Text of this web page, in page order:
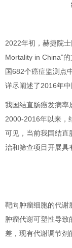
2022年初，赫捷院
Mortality in China”
国682个癌症监测点
详尽阐述了2016年中
我国结直肠癌发病率
2000-2016年以来，
可见，当前我国结直
治和筛查项目开展具
靶向肿瘤细胞的代谢
肿瘤代谢可塑性导
差，现有代谢调节剂